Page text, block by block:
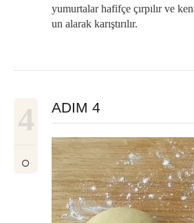
yumurtalar hafifçe çırpılır ve
un alarak karıştırılır.
4 ADIM 4